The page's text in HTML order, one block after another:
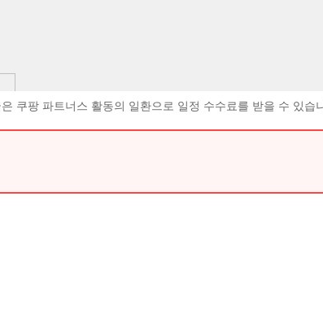
쿠팡 파트너스 활동의 일환으로 일정 수수료를 받을 수 있습